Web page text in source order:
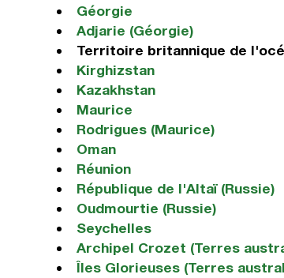
Géorgie
Adjarie (Géorgie)
Territoire britannique de
Kirghizstan
Kazakhstan
Maurice
Rodrigues (Maurice)
Oman
Réunion
République de l'Altaï (Russie)
Oudmourtie (Russie)
Seychelles
Archipel Crozet (Terres
Îles Glorieuses (Terres